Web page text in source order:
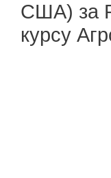
США) за
курсу